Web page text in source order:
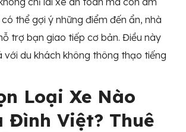
thể gợi ý những điểm đến ẩn, nhà
trợ bạn giao tiếp cơ bản. Điều này
với du khách không thông thạo tiếng
Loại Xe Nào
Đình Việt? Thuê